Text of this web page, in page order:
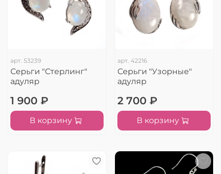
арт. 53239
Серьги "Стерлинг"
адуляр
1 900 ₽
В корзину
арт. 42216
Серьги "Узорные"
адуляр
2 700 ₽
В корзину